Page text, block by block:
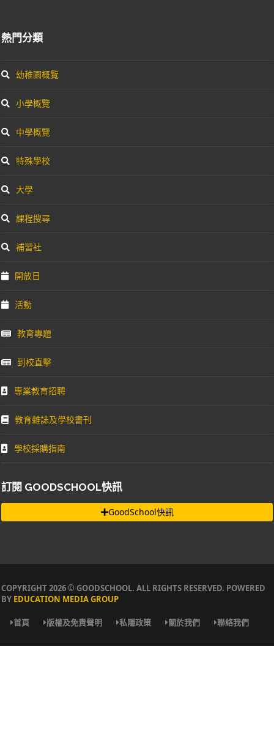
熱門分類
幼稚園概覽
小學概覽
中學概覽
特殊學校
大學
課程搜尋
補習社
開放日
活動
教育專題
到校直擊
專業教育招聘
教育雜誌及學校書刊
學校採購指南
訂閱 GOODSCHOOL快訊
GoodSchool快訊
COPYRIGHT 2026 © GOODSCHOOL. ALL RIGHTS RESERVED. POWERED
BY EDUCATION MEDIA GROUP
首頁 版權及免責聲明 私隱政策 關於我們 聯絡我們